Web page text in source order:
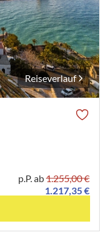
Reiseverlauf
p.P. ab1.255,00 €
1.217,35 €